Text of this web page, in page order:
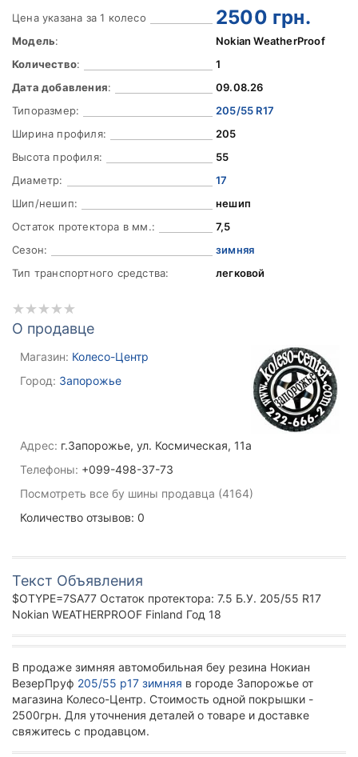
Цена указана за 1 колесо 2500 грн.
Модель:
Nokian WeatherProof
Количество:
1
Дата добавления:
09.08.26
Типоразмер:
205/55 R17
Ширина профиля:
205
Высота профиля:
55
Диаметр:
17
Шип/нешип:
нешип
Остаток протектора в мм.:
7,5
Сезон:
зимняя
Тип транспортного средства:
легковой
О продавце
Магазин: Колесо-Центр
Город: Запорожье
Адрес: г.Запорожье, ул. Космическая, 11а
Телефоны: +099-498-37-73
Посмотреть все бу шины продавца (4164)
Количество отзывов: 0
Текст Объявления
$OTYPE=7SA77 Остаток протектора: 7.5 Б.У. 205/55 R17
Nokian WEATHERPROOF Finland Год 18
В продаже зимняя автомобильная беу резина Нокиан
ВезерПруф 205/55 р17 зимняя в городе Запорожье от
магазина Колесо-Центр. Стоимость одной покрышки -
2500грн. Для уточнения деталей о товаре и доставке
свяжитесь с продавцом.